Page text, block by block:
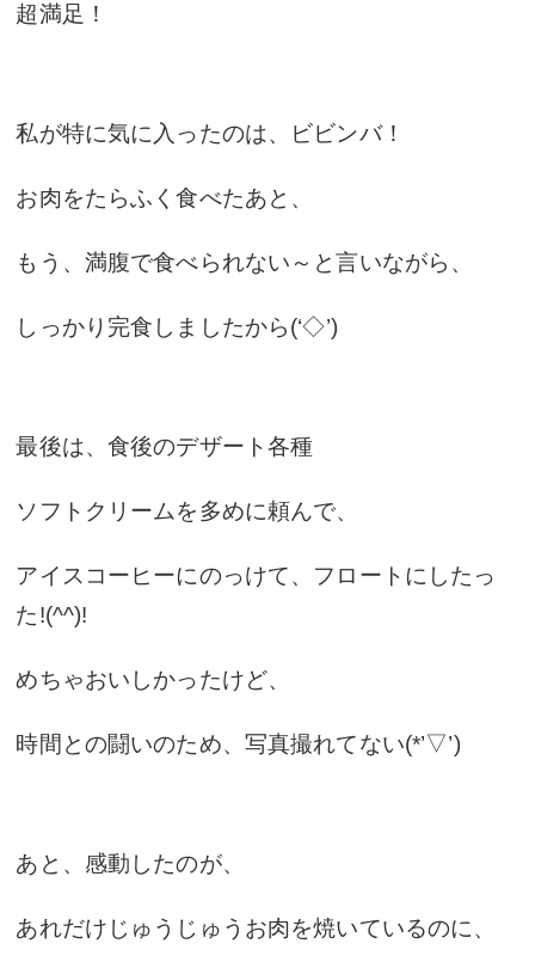
超満足！
私が特に気に入ったのは、ビビンバ！
お肉をたらふく食べたあと、
もう、満腹で食べられない～と言いながら、
しっかり完食しましたから(‘◇’)ゞ
最後は、食後のデザート各種
ソフトクリームを多めに頼んで、
アイスコーヒーにのっけて、フロートにしたっ
た!(^^)!
めちゃおいしかったけど、
時間との闘いのため、写真撮れてない(*’▽’)
あと、感動したのが、
あれだけじゅうじゅうお肉を焼いているのに、